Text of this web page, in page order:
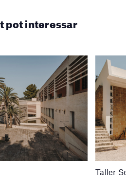
pot interessar
Taller